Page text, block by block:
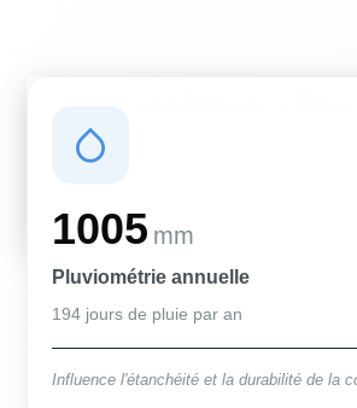
Des conditions qui influencent vos
1005 mm
Pluviométrie annuelle
194 jours de pluie par an
Influence l'étanchéité et la durabilité de la